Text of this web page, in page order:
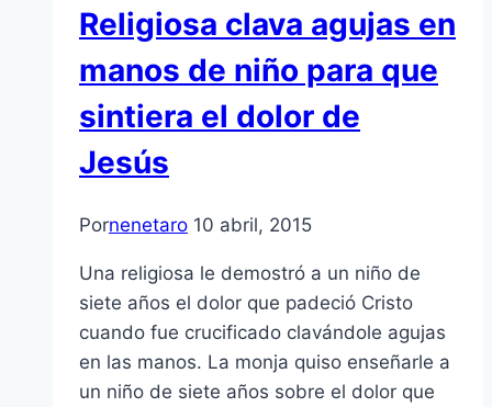
Religiosa clava agujas en
manos de niño para que
sintiera el dolor de
Jesús
Pornenetaro 10 abril, 2015
Una religiosa le demostró a un niño de
siete años el dolor que padeció Cristo
cuando fue crucificado clavándole agujas
en las manos. La monja quiso enseñarle a
un niño de siete años sobre el dolor que